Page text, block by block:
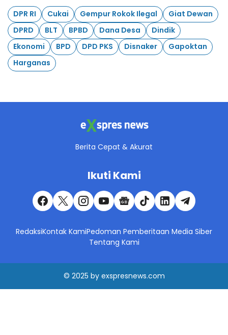
DPR RI Cukai Gempur Rokok Ilegal
Giat Dewan
DPRD
BLT BPBD Dana Desa
Dindik
Ekonomi
BPD DPD PKS Disnaker
Gapoktan
Harganas
Berita Cepat & Akurat
Ikuti Kami
RedaksiKontak KamiPedoman Pemberitaan Media Siber
Tentang Kami
© 2025 by exspresnews.com